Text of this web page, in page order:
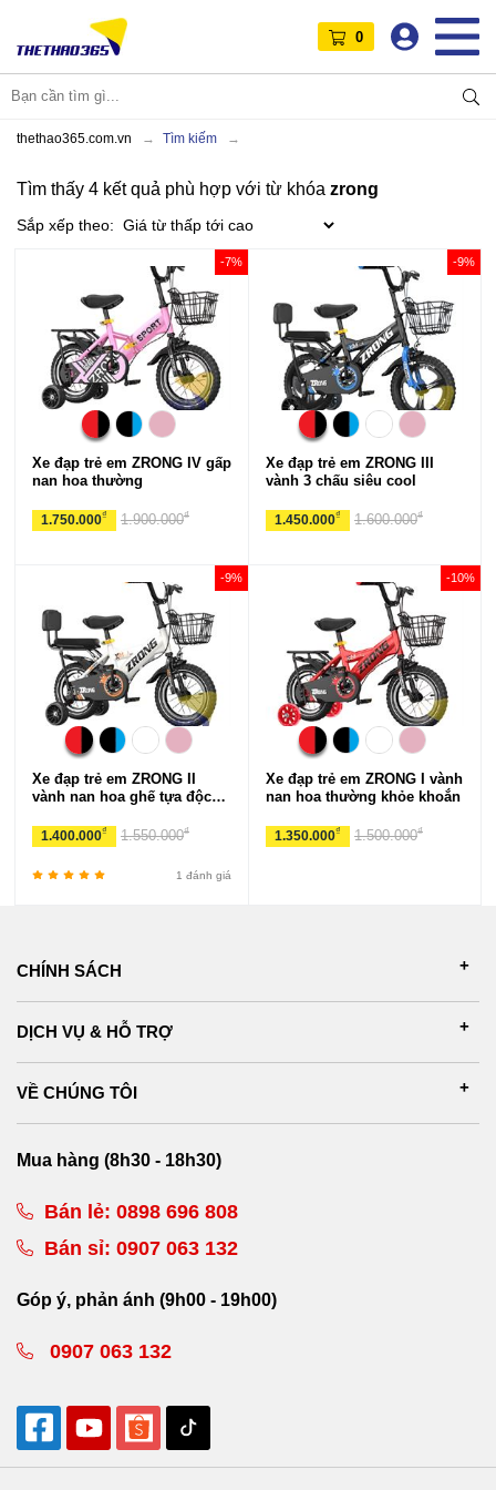
0
thethao365.com.vn Tìm kiếm
Tìm thấy 4 kết quả phù hợp với từ khóa zrong
Sắp xếp theo:
Xe đạp trẻ em ZRONG IV gấp
nan hoa thường
1.750.000₫
-7%
1.900.000₫
Xe đạp trẻ em ZRONG III
vành 3 chấu siêu cool
1.450.000₫
-9%
1.600.000₫
Xe đạp trẻ em ZRONG II
vành nan hoa ghế tựa độc
1.400.000₫
-9%
1.550.000₫
1 đánh giá
Xe đạp trẻ em ZRONG I vành
nan hoa thường khỏe khoắn
1.350.000₫
-10%
1.500.000₫
CHÍNH SÁCH
DỊCH VỤ & HỖ TRỢ
VỀ CHÚNG TÔI
Mua hàng (8h30 - 18h30)
Bán lẻ: 0898 696 808
Bán sỉ: 0907 063 132
Góp ý, phản ánh (9h00 - 19h00)
0907 063 132